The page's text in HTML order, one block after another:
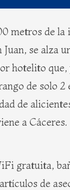
metros de la
Juan, se alza
hotelito que,
de solo 2
de
a Cáceres.
gratuita,
de